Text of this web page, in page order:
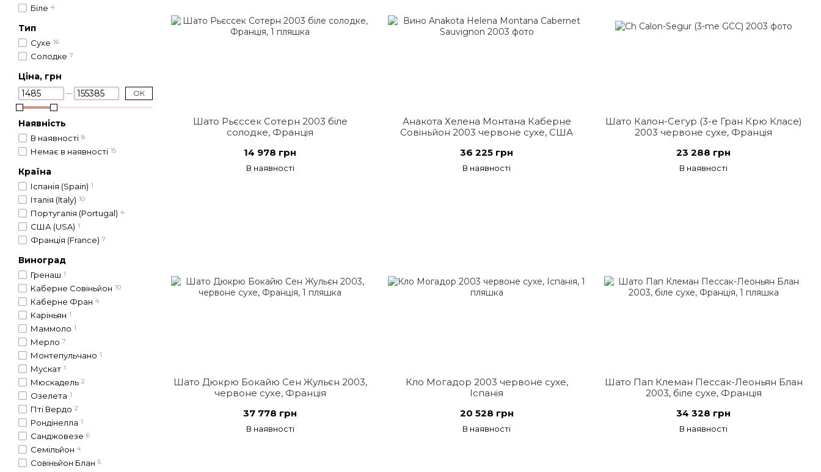
Шато Рьєссек Сотерн 2003 біле
солодке, Франція
14 978 грн
В наявності
Анакота Хелена Монтана Каберне
Совіньйон 2003 червоне сухе, США
36 225 грн
В наявності
Шато Калон-Сегур (3-е Гран Крю Класе)
2003 червоне сухе, Франція
23 288 грн
В наявності
Шато Дюкрю Бокайю Сен Жульєн 2003,
червоне сухе, Франція
37 778 грн
В наявності
Кло Могадор 2003 червоне сухе,
Іспанія
20 528 грн
В наявності
Шато Пап Клеман Пессак-Леоньян Блан
2003, біле сухе, Франція
34 328 грн
В наявності
Біле 4
Тип
Сухе 16
Солодке 7
Ціна, грн
ОК
Наявність
В наявності 8
Немає в наявності 15
Країна
Іспанія (Spain) 1
Італія (Italy) 10
Португалія (Portugal) 4
США (USA) 1
Франція (France) 7
Виноград
Гренаш 1
Каберне Совіньйон 10
Каберне Фран 4
Каріньян 1
Маммоло 1
Мерло 7
Монтепульчано 1
Мускат 1
Мюскадель 2
Озелета 1
Пті Вердо 2
Рондінелла 1
Санджовезе 6
Семільйон 4
Совіньйон Блан 5